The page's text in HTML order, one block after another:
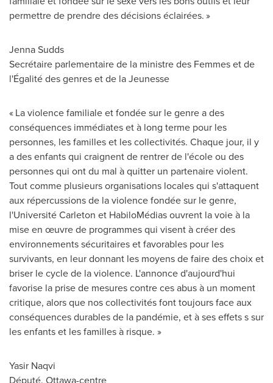
permettre de prendre des décisions éclairées. »
Jenna Sudds
Secrétaire parlementaire de la ministre des Femmes et de
l'Égalité des genres et de la Jeunesse
« La violence familiale et fondée sur le genre a des
conséquences immédiates et à long terme pour les
personnes, les familles et les collectivités. Chaque jour, il y
a des enfants qui craignent de rentrer de l'école ou des
personnes qui ont du mal à quitter un partenaire violent.
Tout comme plusieurs organisations locales qui s'attaquent
aux répercussions de la violence fondée sur le genre,
l'UniversitéCarleton et HabiloMédias ouvrent la voie à la
mise en œuvre de programmes qui visent à créer des
environnements sécuritaires et favorables pour les
survivants, en leur donnant les moyens de faire des choix et
briser le cycle de la violence. L'annonce d'aujourd'hui
favorise la prise de mesures contre ces abus à un moment
critique, alors que nos collectivités font toujours face aux
conséquences durables de la pandémie, et à ses effets s sur
les enfants et les familles à risque. »
Yasir Naqvi
Député, Ottawa-centre